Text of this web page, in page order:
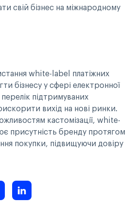
свій бізнес на міжнародному
white-label платіжних
бізнесу у сфері електронної
підтримуваних
вихід на нові ринки.
кастомізації, white-
присутність бренду протягом
покупки, підвищуючи довіру